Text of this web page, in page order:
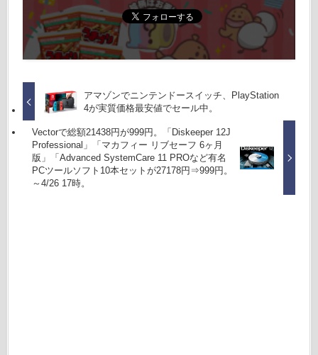
アマゾンでニンテンドースイッチ、PlayStation
4が実質価格最安値でセール中。
Vectorで総額21438円が999円。「Diskeeper 12J
Professional」「マカフィー リブセーフ 6ヶ月
版」「Advanced SystemCare 11 PROなど有名
PCツールソフト10本セットが27178円⇒999円。
～4/26 17時。